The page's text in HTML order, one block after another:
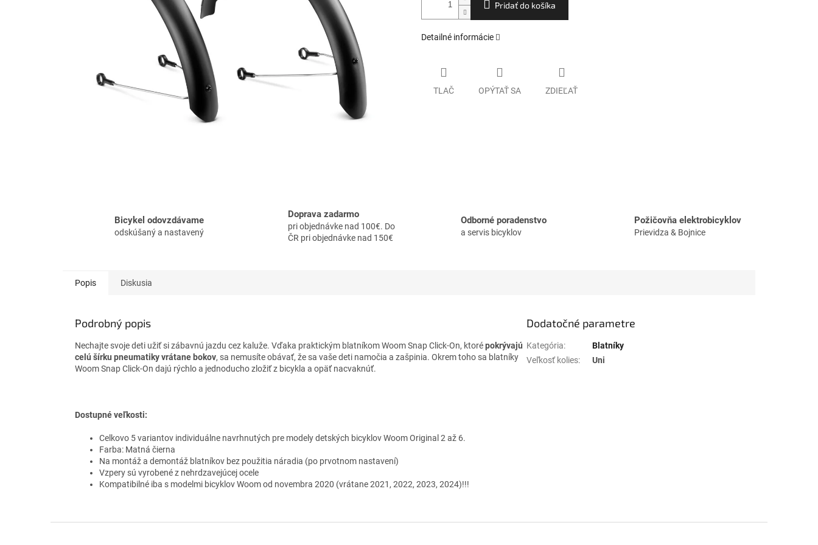
Pridať do košíka
Detailné informácie
TLAČ OPÝTAŤ SA ZDIEĽAŤ
Bicykel odovzdávame
odskúšaný a nastavený
Doprava zadarmo
pri objednávke nad 100€. Do
ČR pri objednávke nad 150€
Odborné poradenstvo
a servis bicyklov
Požičovňa elektrobicyklov
Prievidza & Bojnice
Popis Diskusia
Podrobný popis
Nechajte svoje deti užiť si zábavnú jazdu cez kaluže. Vďaka praktickým blatníkom Woom Snap Click-On, ktorépokrývajú
celú šírku pneumatiky vrátane bokov, sa nemusíte obávať, že sa vaše deti namočia a zašpinia. Okrem toho sa blatníky
Woom Snap Click-On dajú rýchlo a jednoducho zložiť z bicykla a opäť nacvaknúť.
Dostupné veľkosti:
Celkovo 5 variantov individuálne navrhnutých pre modely detských bicyklov Woom Original 2 až 6.
Farba: Matná čierna
Na montáž a demontáž blatníkov bez použitia náradia (po prvotnom nastavení)
Vzpery sú vyrobené z nehrdzavejúcej ocele
Kompatibilné iba s modelmi bicyklov Woom od novembra 2020 (vrátane 2021, 2022, 2023, 2024)!!!
Dodatočné parametre
Kategória:
Blatníky
Veľkosť kolies: Uni